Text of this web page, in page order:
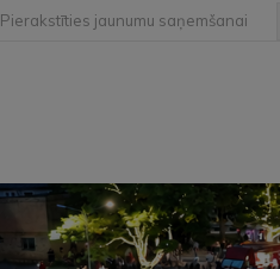
Pierakstīties jaunumu saņemšanai